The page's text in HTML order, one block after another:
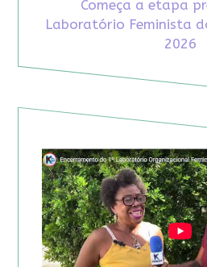
Começa a etapa
Laboratório Feminista
2026